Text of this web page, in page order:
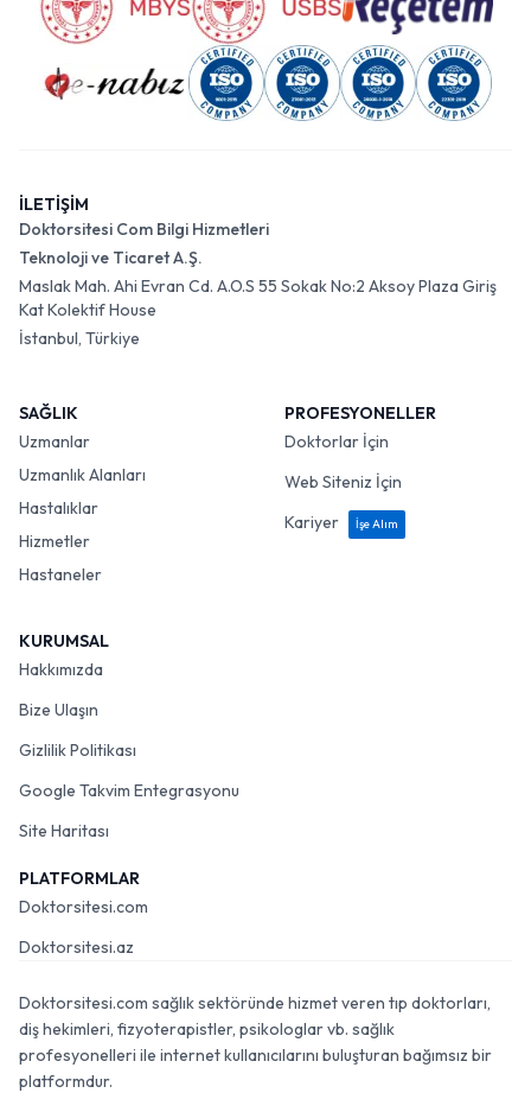
İLETİŞİM
Doktorsitesi Com Bilgi Hizmetleri
Teknoloji ve Ticaret A.Ş.
Maslak Mah. Ahi Evran Cd. A.O.S 55 Sokak No:2 Aksoy Plaza Giriş
Kat Kolektif House
İstanbul, Türkiye
SAĞLIK
Uzmanlar
Uzmanlık Alanları
Hastalıklar
Hizmetler
Hastaneler
PROFESYONELLER
Doktorlar İçin
Web Siteniz İçin
Kariyer
İşe Alım
KURUMSAL
Hakkımızda
Bize Ulaşın
Gizlilik Politikası
Google Takvim Entegrasyonu
Site Haritası
PLATFORMLAR
Doktorsitesi.com
Doktorsitesi.az
Doktorsitesi.com sağlık sektöründe hizmet veren tıp doktorları,
diş hekimleri, fizyoterapistler, psikologlar vb. sağlık
profesyonelleri ile internet kullanıcılarını buluşturan bağımsız bir
platformdur.